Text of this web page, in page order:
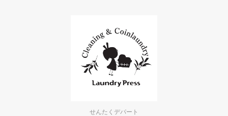
せんたくデパート